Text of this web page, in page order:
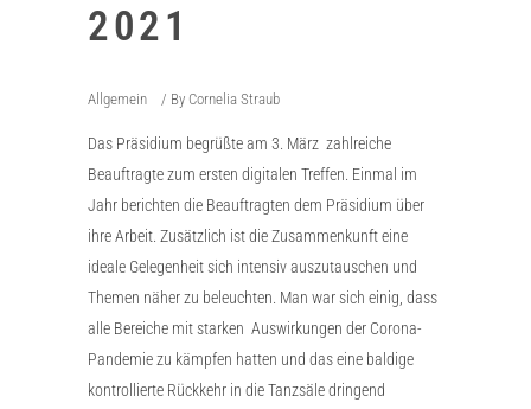
2021
Allgemein By Cornelia Straub
Das Präsidium begrüßte am 3. März zahlreiche
Beauftragte zum ersten digitalen Treffen. Einmal im
Jahr berichten die Beauftragten dem Präsidium über
ihre Arbeit. Zusätzlich ist die Zusammenkunft eine
ideale Gelegenheit sich intensiv auszutauschen und
Themen näher zu beleuchten. Man war sich einig, dass
alle Bereiche mit starken Auswirkungen der Corona-
Pandemie zu kämpfen hatten und das eine baldige
kontrollierte Rückkehr in die Tanzsäle dringend